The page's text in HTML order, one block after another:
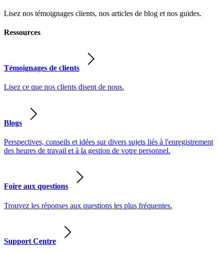
Lisez nos témoignages clients, nos articles de blog et nos guides.
Ressources
Témoignages de clients
Lisez ce que nos clients disent de nous.
Blogs
Perspectives, conseils et idées sur divers sujets liés à l'enregistrement
des heures de travail et à la gestion de votre personnel.
Foire aux questions
Trouvez les réponses aux questions les plus fréquentes.
Support Centre